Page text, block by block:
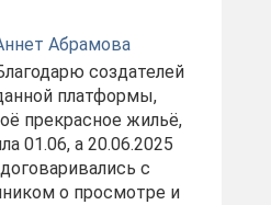
Абрамова
создателей
платформы,
прекрасное жильё,
01.06, а 20.06.2025
с
о просмотре и